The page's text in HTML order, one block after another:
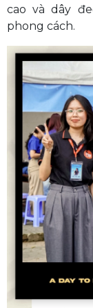
cao và dây
phong cách.